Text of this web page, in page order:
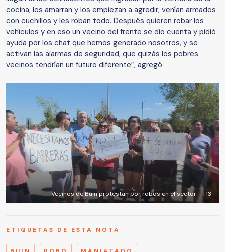
cocina, los amarran y los empiezan a agredir, venían armados
con cuchillos y les roban todo. Después quieren robar los
vehículos y en eso un vecino del frente se dio cuenta y pidió
ayuda por los chat que hemos generado nosotros, y se
activan las alarmas de seguridad, que quizás los pobres
vecinos tendrían un futuro diferente”, agregó.
Vecinos de Buin protestan por robos en el sector - T13
ETIQUETAS DE ESTA NOTA